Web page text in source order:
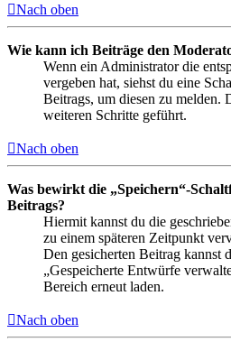
Nach oben
Wie kann ich Beiträge den
Wenn ein Administrator die
vergeben hat, siehst du eine
Beitrags, um diesen zu melden.
weiteren Schritte geführt.
Nach oben
Was bewirkt die „Speichern“-
Beitrags?
Hiermit kannst du die
zu einem späteren Zeitpunkt
Den gesicherten Beitrag kannst
„Gespeicherte Entwürfe
Bereich erneut laden.
Nach oben